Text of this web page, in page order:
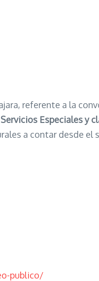
referente a la
Especiales y
a contar desde
publico/